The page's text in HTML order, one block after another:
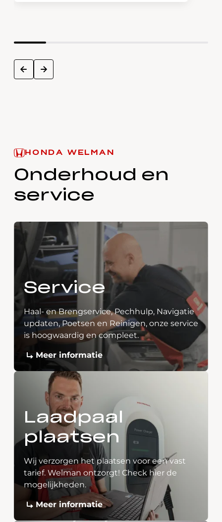
prev next
HONDA WELMAN
Onderhoud en
service
Service
Haal- en Brengservice, Pechhulp, Navigatie
updaten, Poetsen en Reinigen, onze service
is hoogwaardig en compleet.
Meer informatie
Laadpaal
plaatsen
Wij verzorgen het plaatsen voor een vast
tarief. Welman ontzorgt! Check hier de
mogelijkheden.
Meer informatie